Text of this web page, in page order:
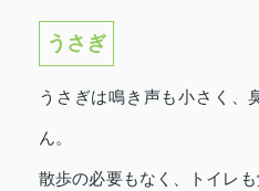
うさぎ
うさぎは鳴き声も小さく、
ん。
散歩の必要もなく、トイレ